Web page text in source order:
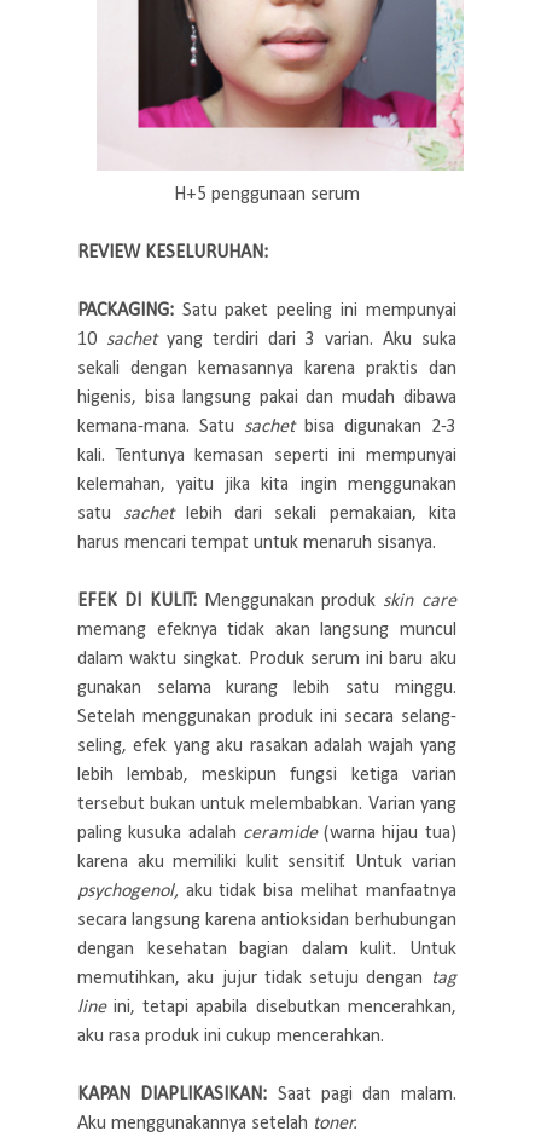
H+5 penggunaan serum
REVIEW KESELURUHAN:
PACKAGING: Satu paket peeling ini mempunyai
10 sachetyang terdiri dari 3 varian. Aku suka
sekali dengan kemasannya karena praktis dan
higenis, bisa langsung pakai dan mudah dibawa
kemana-mana. Satu sachet bisa digunakan 2-3
kali. Tentunya kemasan seperti ini mempunyai
kelemahan, yaitu jika kita ingin menggunakan
satu sachet
lebih dari sekali pemakaian, kita
harus mencari tempat untuk menaruh sisanya.
EFEK DI KULIT: Menggunakan produk skin care
memang efeknya tidak akan langsung muncul
dalam waktu singkat. Produk serum ini baru aku
gunakan selama kurang lebih satu minggu.
Setelah menggunakan produk ini secara selang-
seling, efek yang aku rasakan adalah wajah yang
lebih lembab, meskipun fungsi ketiga varian
tersebut bukan untuk melembabkan. Varian yang
paling kusuka adalah ceramide(warna hijau tua)
karena aku memiliki kulit sensitif. Untuk varian
psychogenol, aku tidak bisa melihat manfaatnya
secara langsung karena antioksidan berhubungan
dengan kesehatan bagian dalam kulit. Untuk
memutihkan, aku jujur tidak setuju dengan
tag
lineini, tetapi apabila disebutkan mencerahkan,
aku rasa produk ini cukup mencerahkan.
KAPAN DIAPLIKASIKAN: Saat pagi dan malam.
Aku menggunakannya setelah toner.